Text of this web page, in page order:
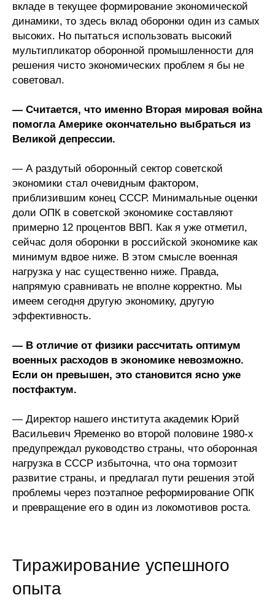
вкладе в текущее формирование экономической
динамики, то здесь вклад оборонки один из самых
высоких. Но пытаться использовать высокий
мультипликатор оборонной промышленности для
решения чисто экономических проблем я бы не
советовал.
— Считается, что именно Вторая мировая война
помогла Америке окончательно выбраться из
Великой депрессии.
— А раздутый оборонный сектор советской
экономики стал очевидным фактором,
приблизившим конец СССР. Минимальные оценки
доли ОПК в советской экономике составляют
примерно 12 процентов ВВП. Как я уже отметил,
сейчас доля оборонки в российской экономике как
минимум вдвое ниже. В этом смысле военная
нагрузка у нас существенно ниже. Правда,
напрямую сравнивать не вполне корректно. Мы
имеем сегодня другую экономику, другую
эффективность.
— В отличие от физики рассчитать оптимум
военных расходов в экономике невозможно.
Если он превышен, это становится ясно уже
постфактум.
— Директор нашего института академик Юрий
Васильевич Яременко во второй половине 1980-х
предупреждал руководство страны, что оборонная
нагрузка в СССР избыточна, что она тормозит
развитие страны, и предлагал пути решения этой
проблемы через поэтапное реформирование ОПК
и превращение его в один из локомотивов роста.
Тиражирование успешного
опыта